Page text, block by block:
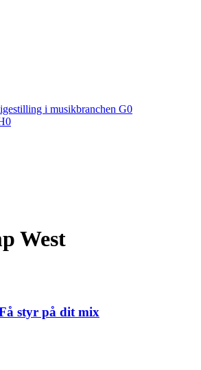
i musikbranchen G0
West
styr på dit mix